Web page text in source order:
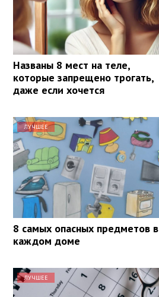
Названы 8 мест на теле,
которые запрещено трогать,
даже если хочется
ЛУЧШЕЕ
8 самых опасных предметов в
каждом доме
ЛУЧШЕЕ